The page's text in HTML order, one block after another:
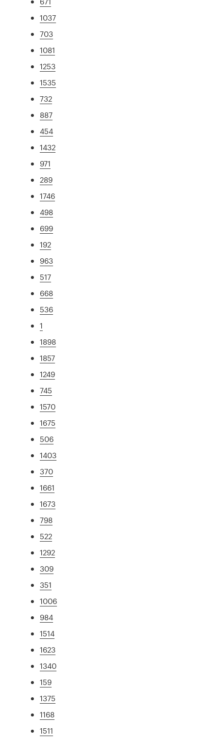
1037
703
1081
1253
1535
732
887
454
1432
971
289
1746
498
699
192
963
517
668
536
1
1898
1857
1249
745
1570
1675
506
1403
370
1661
1673
798
522
1292
309
351
1006
984
1514
1623
1340
159
1375
1168
1511